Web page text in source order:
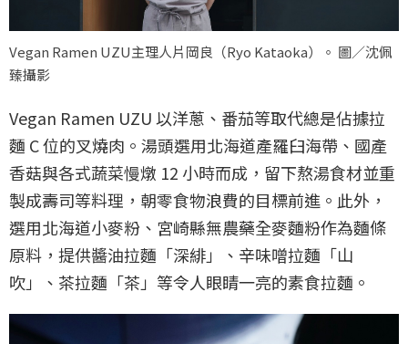
Vegan Ramen UZU主理人片岡良（Ryo Kataoka）。 圖／沈佩
臻攝影
Vegan Ramen UZU 以洋蔥、番茄等取代總是佔據拉
麵 C 位的叉燒肉。湯頭選用北海道產羅臼海帶、國產
香菇與各式蔬菜慢燉 12 小時而成，留下熬湯食材並重
製成壽司等料理，朝零食物浪費的目標前進。此外，
選用北海道小麥粉、宮崎縣無農藥全麥麵粉作為麵條
原料，提供醬油拉麵「深緋」、辛味噌拉麵「山
吹」、茶拉麵「茶」等令人眼睛一亮的素食拉麵。